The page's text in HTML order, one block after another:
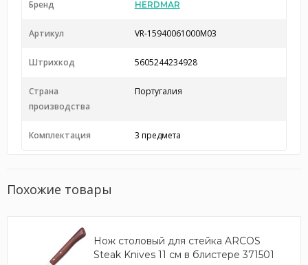
Бренд HERDMAR
Артикул VR-15940061000M03
Штрихкод 5605244234928
Страна
производства
Португалия
Комплектация 3 предмета
Похожие товары
Нож столовый для стейка ARCOS
Steak Knives 11 см в блистере 371501